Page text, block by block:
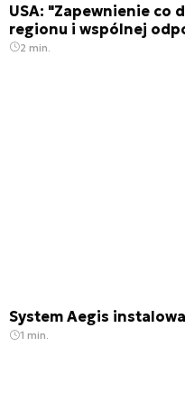
USA: "Zapewnienie co
regionu i wspólnej
2 min.
System Aegis
1 min.